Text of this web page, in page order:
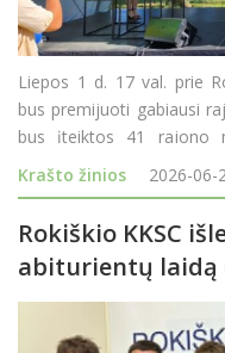
Liepos 1 d. 17 val. prie
bus premijuoti gabiausi
bus įteiktos 41 rajono
mokslo metus
dešimtukais m
Krašto žinios 2026-06-
Rokiškio KKSC
abiturientų laidą